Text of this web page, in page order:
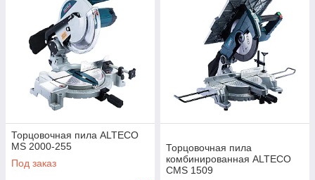
Торцовочная пила ALTECO
MS 2000-255
Под заказ
Торцовочная пила
комбинированная ALTECO
CMS 1509